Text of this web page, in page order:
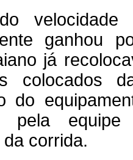
ganhou
já
colocados
do
pela equipe
corrida.